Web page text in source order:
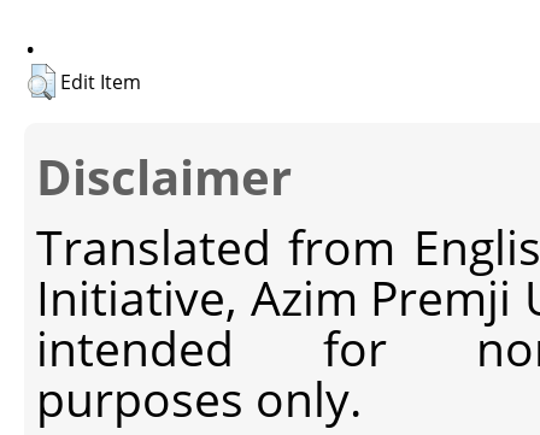
.
Edit Item
Disclaimer
Translated from
Initiative, Azim Premji
intended for non-
purposes only.